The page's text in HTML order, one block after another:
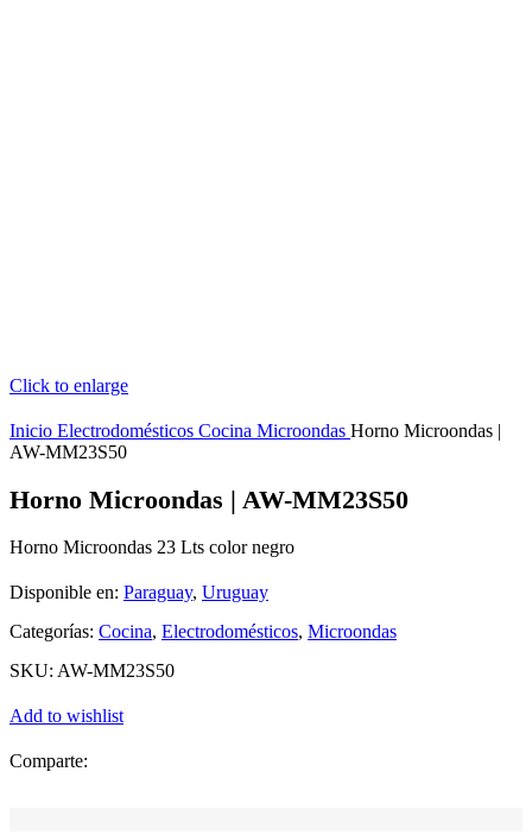
Click to enlarge
Inicio Electrodomésticos Cocina Microondas Horno Microondas |
AW-MM23S50
Horno Microondas | AW-MM23S50
Horno Microondas 23 Lts color negro
Disponible en: Paraguay, Uruguay
Categorías: Cocina, Electrodomésticos, Microondas
SKU: AW-MM23S50
Add to wishlist
Comparte: